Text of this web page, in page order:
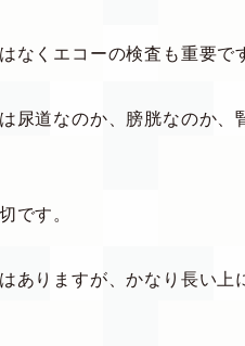
なくエコーの検査も重要で
尿道なのか、膀胱なのか
です。
ありますが、かなり長い